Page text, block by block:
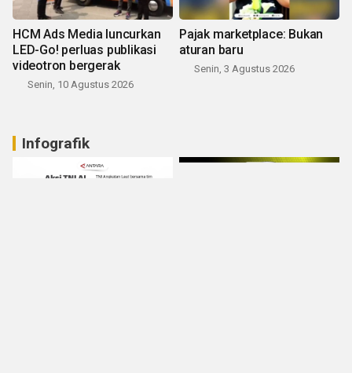
HCM Ads Media luncurkan
LED-Go! perluas publikasi
videotron bergerak
Senin, 10 Agustus 2026
Pajak marketplace: Bukan
aturan baru
Senin, 3 Agustus 2026
Infografik